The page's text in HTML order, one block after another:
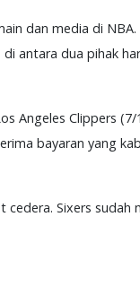
dan media di
antara dua pihak
Angeles Clippers
bayaran yang
Sixers